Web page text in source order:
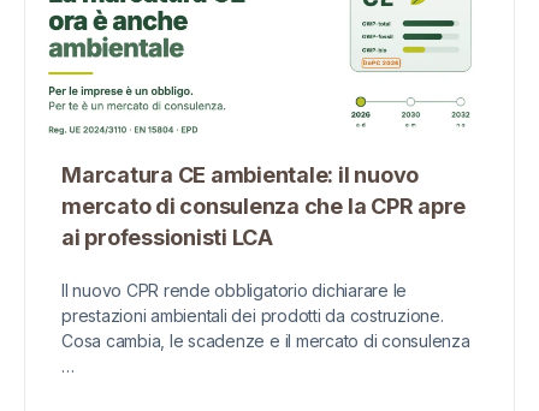
Marcatura CE ambientale: il nuovo
mercato di consulenza che la CPR apre
ai professionisti LCA
Il nuovo CPR rende obbligatorio dichiarare le
prestazioni ambientali dei prodotti da costruzione.
Cosa cambia, le scadenze e il mercato di consulenza
…